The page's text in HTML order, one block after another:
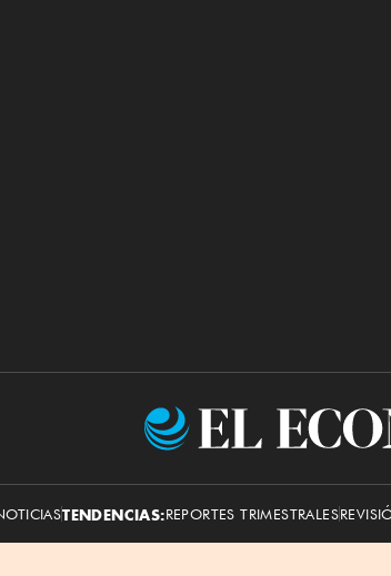
El
TENDENCIAS:REPORTES TRIMESTRALES